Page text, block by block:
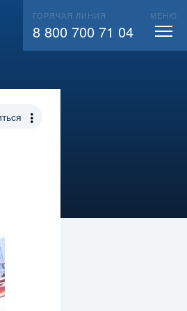
СЛЕСАРЯ
ГОРЯЧАЯ ЛИНИЯ
8 800 700 71 04
МЕНЮ